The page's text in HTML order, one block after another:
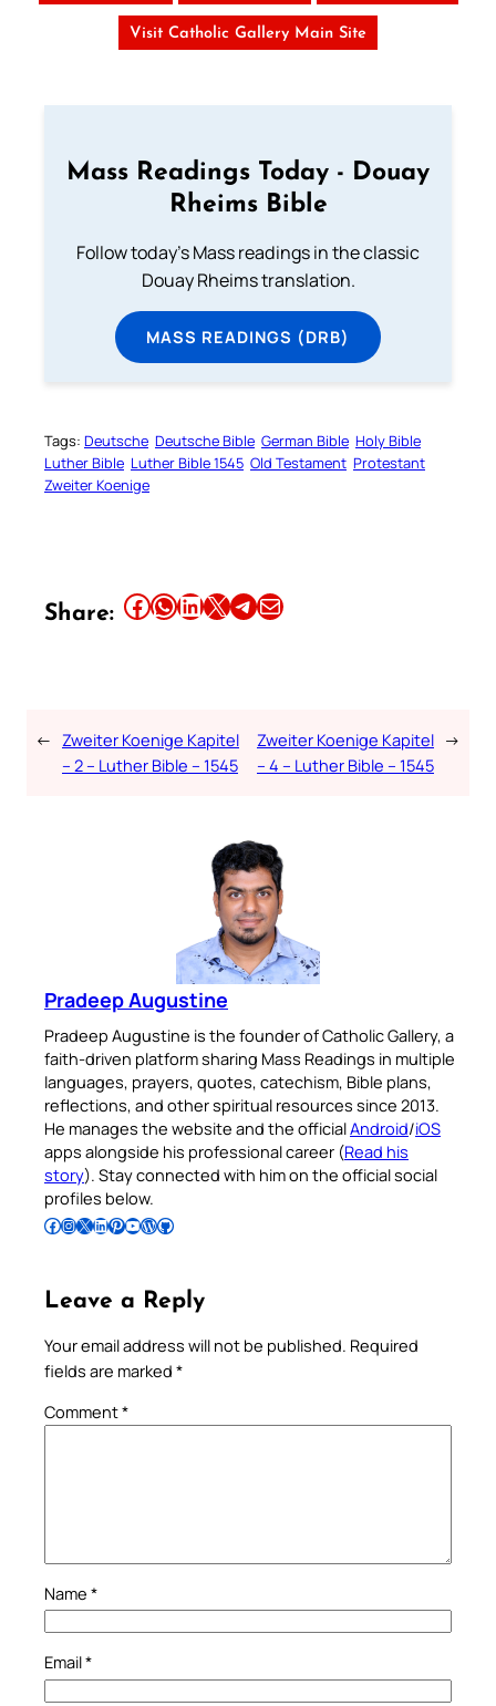
Visit Catholic Gallery Main Site
Mass Readings Today - Douay
Rheims Bible
Follow today's Mass readings in the classic
Douay Rheims translation.
MASS READINGS (DRB)
Tags: Deutsche Deutsche Bible German Bible Holy Bible
Luther Bible Luther Bible 1545 Old Testament Protestant
Zweiter Koenige
Share: Share this article on Facebook Share this article on WhatsApp Share this article on LinkedIn Share this article on X Share this article on TelegramEmail this Article
← Zweiter Koenige Kapitel
– 2 – Luther Bible – 1545
Zweiter Koenige Kapitel
– 4 – Luther Bible – 1545
→
Pradeep Augustine
Pradeep Augustine is the founder of Catholic Gallery, a
faith-driven platform sharing Mass Readings in multiple
languages, prayers, quotes, catechism, Bible plans,
reflections, and other spiritual resources since 2013.
He manages the website and the officialAndroid/iOS
apps alongside his professional career (Read his
story). Stay connected with him on the official social
profiles below.
Follow Pradeep on Facebook Follow Pradeep on InstagramFollow Pradeep on X Follow Pradeep on LinkedIn Follow Pradeep on Pinterest Subscribe to Pradeep’s Youtube Channel Follow Pradeep on WordPress Follow Pradeep on GitHub
Leave a Reply
Your email address will not be published. Required
fields are marked *
Comment*
Name *
Email*